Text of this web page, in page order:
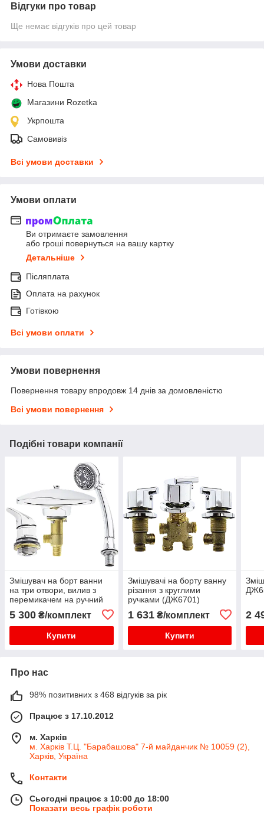
Відгуки про товар
Ще немає відгуків про цей товар
Умови доставки
Нова Пошта
Магазини Rozetka
Укрпошта
Самовивіз
Всі умови доставки
Умови оплати
Ви отримаєте замовлення
або гроші повернуться на вашу картку
Детальніше
Післяплата
Оплата на рахунок
Готівкою
Всі умови оплати
Умови повернення
Повернення товару впродовж 14 днів за домовленістю
Всі умови повернення
Подібні товари компанії
Змішувач на борт ванни
на три отвори, вилив з
перемикачем на ручний
5 300 ₴/комплект
Купити
Змішувачі на борту ванну
різання з круглими
ручками (ДЖ6701)
1 631₴/комплект
Купити
2
Про нас
98% позитивних з 468 відгуків за рік
Працює з 17.10.2012
м. Харків
м. Харків Т.Ц. "Барабашова" 7-й майданчик № 10059 (2),
Харків, Україна
Контакти
Сьогодні працює з 10:00 до 18:00
Показати весь графік роботи